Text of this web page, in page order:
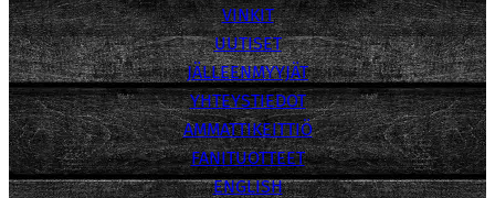
VINKIT
UUTISET
JÄLLEENMYYJÄT
YHTEYSTIEDOT
AMMATTIKEITTIÖ
FANITUOTTEET
ENGLISH